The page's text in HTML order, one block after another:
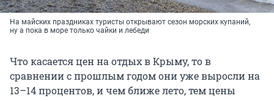
На майских праздниках туристы открывают сезон морских купаний,
ну а пока в море только чайки и лебеди
Что касается цен на отдых в Крыму, то в
сравнении с прошлым годом они уже выросли на
13–14 процентов, и чем ближе лето, тем цены